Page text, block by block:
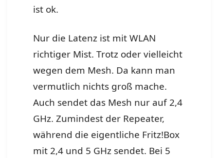
ist ok.
Nur die Latenz ist mit WLAN
richtiger Mist. Trotz oder vielleicht
wegen dem Mesh. Da kann man
vermutlich nichts groß mache.
Auch sendet das Mesh nur auf 2,4
GHz. Zumindest der Repeater,
während die eigentliche Fritz!Box
mit 2,4 und 5 GHz sendet. Bei 5